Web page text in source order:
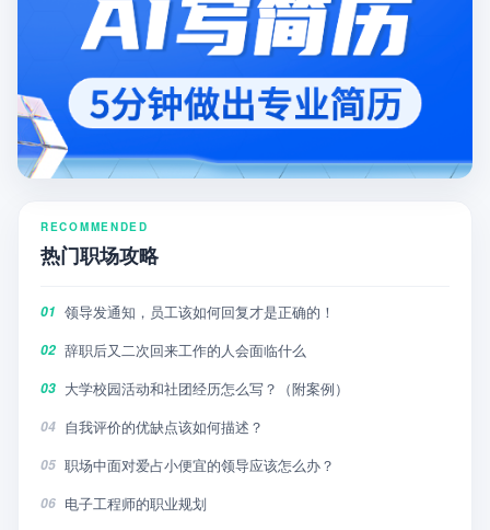
RECOMMENDED
热门职场攻略
01 领导发通知，员工该如何回复才是正确的！
02 辞职后又二次回来工作的人会面临什么
03 大学校园活动和社团经历怎么写？（附案例）
04 自我评价的优缺点该如何描述？
05 职场中面对爱占小便宜的领导应该怎么办？
06 电子工程师的职业规划